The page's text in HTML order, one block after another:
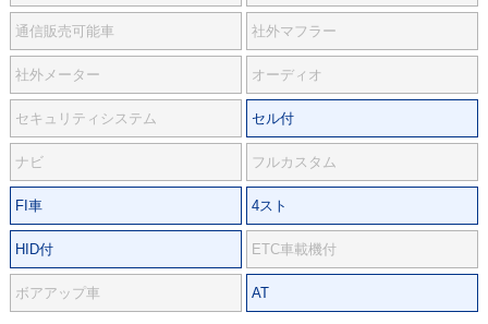
通信販売可能車 社外マフラー
社外メーター オーディオ
セキュリティシステム セル付
ナビ フルカスタム
FI車 4スト
HID付 ETC車載機付
ボアアップ車 AT